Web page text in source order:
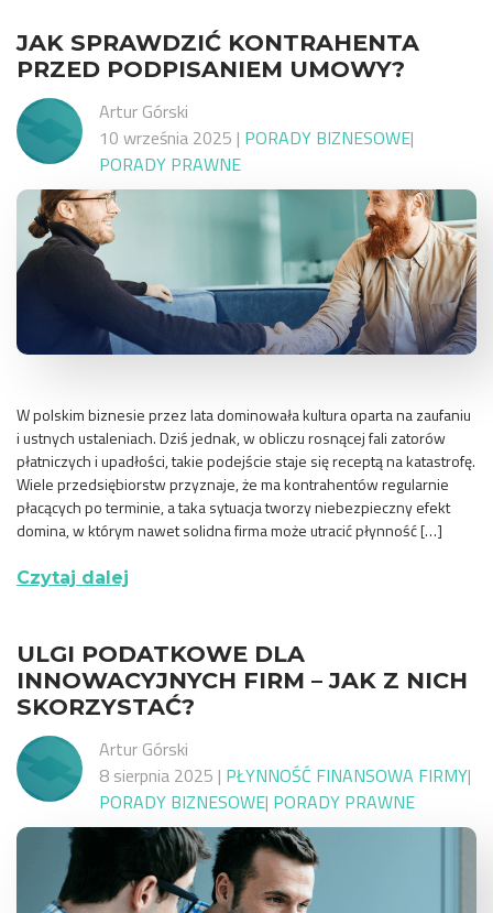
JAK SPRAWDZIĆ KONTRAHENTA
PRZED PODPISANIEM UMOWY?
Artur Górski
10 września 2025 | PORADY BIZNESOWE|
PORADY PRAWNE
W polskim biznesie przez lata dominowała kultura oparta na zaufaniu
i ustnych ustaleniach. Dziś jednak, w obliczu rosnącej fali zatorów
płatniczych i upadłości, takie podejście staje się receptą na katastrofę.
Wiele przedsiębiorstw przyznaje, że ma kontrahentów regularnie
płacących po terminie, a taka sytuacja tworzy niebezpieczny efekt
domina, w którym nawet solidna firma może utracić płynność […]
Czytaj dalej
ULGI PODATKOWE DLA
INNOWACYJNYCH FIRM – JAK Z NICH
SKORZYSTAĆ?
Artur Górski
8 sierpnia 2025 | PŁYNNOŚĆ FINANSOWA FIRMY|
PORADY BIZNESOWE| PORADY PRAWNE